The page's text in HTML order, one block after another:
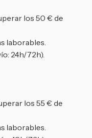
los 50 € de
laborables.
24h/72h).
los 55 € de
laborables.